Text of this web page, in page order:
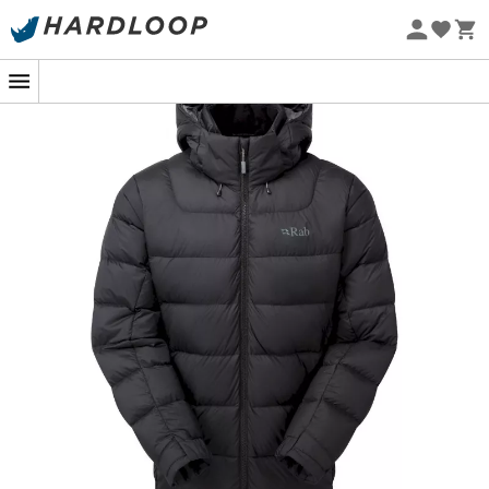
Promos d'été 🔥 -5 % EXTRA dès 2 produits* code Summer5
-5% Extra - Code Summer5
Volez vers de nouveaux sommets avec
chaleur et confort !
Si vous avez prévu une expédition en haute montagne
Ascent Jacket Rab pour